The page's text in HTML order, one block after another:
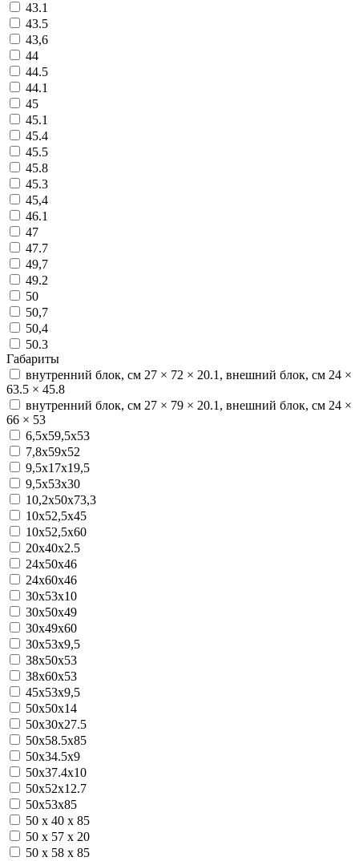
43.1
43.5
43,6
44
44.5
44.1
45
45.1
45.4
45.5
45.8
45.3
45,4
46.1
47
47.7
49,7
49.2
50
50,7
50,4
50.3
Габариты
внутренний блок, см 27 × 72 × 20.1, внешний блок, см 24 ×
63.5 × 45.8
внутренний блок, см 27 × 79 × 20.1, внешний блок, см 24 ×
66 × 53
6,5х59,5х53
7,8х59х52
9,5х17х19,5
9,5х53х30
10,2х50х73,3
10х52,5х45
10х52,5х60
20x40x2.5
24х50х46
24х60х46
30x53x10
30х50х49
30х49х60
30х53х9,5
38х50х53
38х60х53
45х53х9,5
50x50x14
50x30x27.5
50x58.5x85
50х34.5х9
50х37.4х10
50х52х12.7
50x53x85
50 х 40 х 85
50 х 57 х 20
50 х 58 х 85